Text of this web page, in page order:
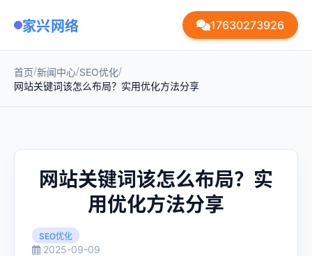
家兴网络 17630273926
首页/新闻中心/SEO优化/
网站关键词该怎么布局？实用优化方法分享
网站关键词该怎么布局？实
用优化方法分享
SEO优化
2025-09-09